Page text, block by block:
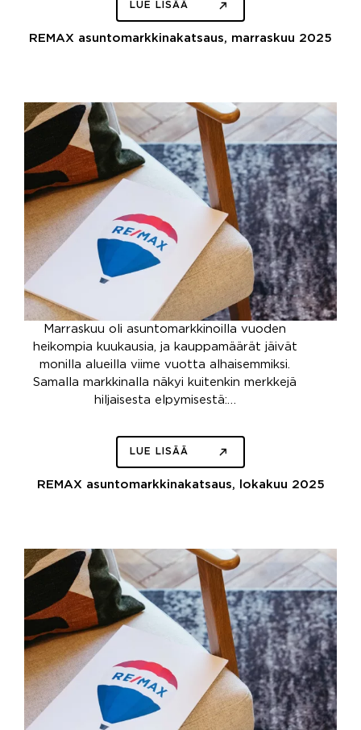
LUE LISÄÄ
REMAX asuntomarkkinakatsaus, marraskuu 2025
Marraskuu oli asuntomarkkinoilla vuoden
heikompia kuukausia, ja kauppamäärät jäivät
monilla alueilla viime vuotta alhaisemmiksi.
Samalla markkinalla näkyi kuitenkin merkkejä
hiljaisesta elpymisestä:…
LUE LISÄÄ
REMAX asuntomarkkinakatsaus, lokakuu 2025